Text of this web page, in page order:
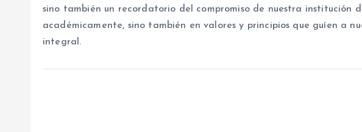
sino también un recordatorio del compromiso de nuestra institución
académicamente, sino también en valores y principios que guíen a
integral.